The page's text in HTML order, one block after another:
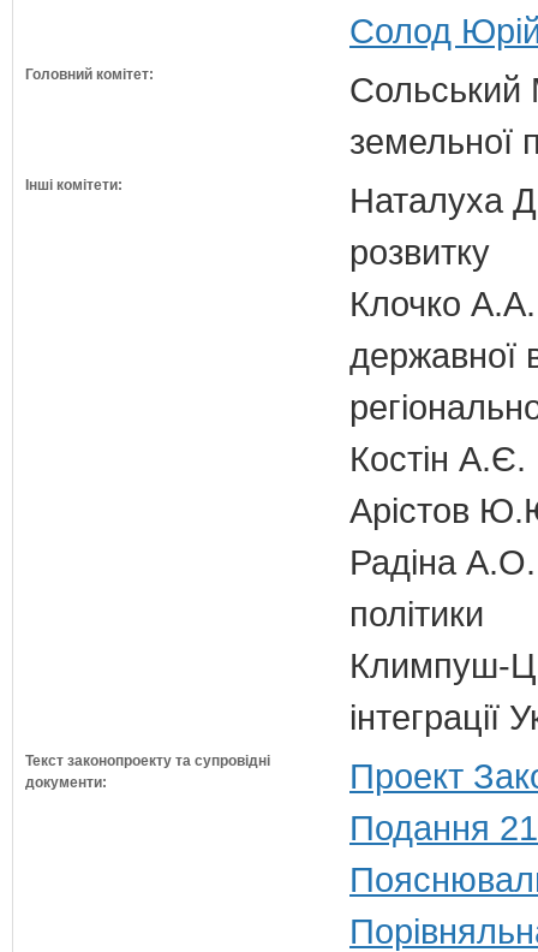
Солод
Головний комітет:
Сольський
земельної
Інші комітети:
Наталуха
розвитку
Клочко А.А.
державної
Костін А.Є.
Арістов
Радіна А.О.
політики
Климпуш-
Текст законопроекту та супровідні
документи:
Проект
Подання